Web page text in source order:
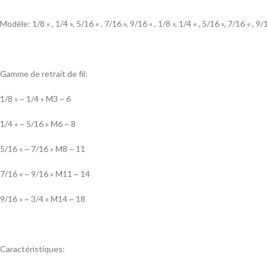
Modèle: 1/8 « , 1/4 », 5/16 « , 7/16 », 9/16 « , 1/8 », 1/4 « , 5/16 », 7/16 « , 9/
Gamme de retrait de fil:
1/8 « ~ 1/4 » M3 ~ 6
1/4 « ~ 5/16 » M6 ~ 8
5/16 « ~ 7/16 » M8 ~ 11
7/16 « ~ 9/16 » M11 ~ 14
9/16 « ~ 3/4 » M14 ~ 18
Caractéristiques: